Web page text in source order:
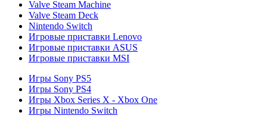
Valve Steam Machine
Valve Steam Deck
Nintendo Switch
Игровые приставки Lenovo
Игровые приставки ASUS
Игровые приставки MSI
Игры Sony PS5
Игры Sony PS4
Игры Xbox Series X - Xbox One
Игры Nintendo Switch